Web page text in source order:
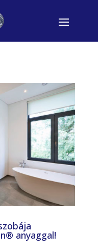
anyaggal!